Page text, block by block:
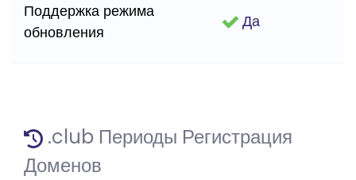
Поддержка режима
обновления
Да
.club Периоды Регистрация
Доменов